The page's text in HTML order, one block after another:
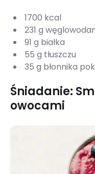
1700 kcal
231 g
91 g białka
55 g tłuszczu
35 g błonnika
Śniadanie:
owocami